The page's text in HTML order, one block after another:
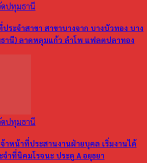
ดปทุมธานี
ประจำสาขา สาขาบางจาก บางบัวทอง บาง
านี) ลาดหลุมแก้ว ลำโพ แฟลตปลาทอง
ดปทุมธานี
าหน้าที่ประสานงานฝ่ายบุคล เริ่มงานได้
ำที่นิคมโรจนะ ประตู A อยุธยา